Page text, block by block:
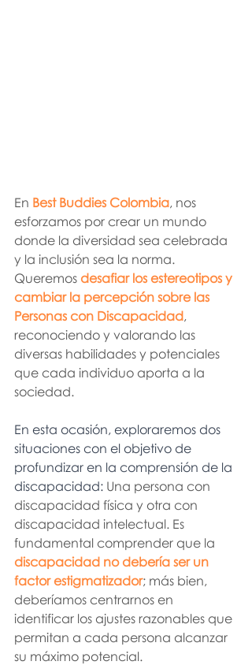
En Best Buddies Colombia, nos
esforzamos por crear un mundo
donde la diversidad sea celebrada
y la inclusión sea la norma.
Queremos desafiar los estereotipos y
cambiar la percepción sobre las
Personas con Discapacidad,
reconociendo y valorando las
diversas habilidades y potenciales
que cada individuo aporta a la
sociedad.
En esta ocasión, exploraremos dos
situaciones con el objetivo de
profundizar en la comprensión de la
discapacidad: Una persona con
discapacidad física y otra con
discapacidad intelectual. Es
fundamental comprender que la
discapacidad no debería ser un
factor estigmatizador; más bien,
deberíamos centrarnos en
identificar los ajustes razonables que
permitan a cada persona alcanzar
su máximo potencial.